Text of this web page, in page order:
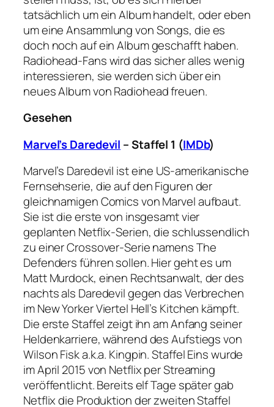
tatsächlich um ein Album handelt, oder eben
um eine Ansammlung von Songs, die es
doch noch auf ein Album geschafft haben.
Radiohead-Fans wird das sicher alles wenig
interessieren, sie werden sich über ein
neues Album von Radiohead freuen.
Gesehen
Marvel’s Daredevil – Staffel 1 (IMDb)
Marvel’s Daredevil ist eine US-amerikanische
Fernsehserie, die auf den Figuren der
gleichnamigen Comics von Marvel aufbaut.
Sie ist die erste von insgesamt vier
geplanten Netflix-Serien, die schlussendlich
zu einer Crossover-Serie namens The
Defenders führen sollen. Hier geht es um
Matt Murdock, einen Rechtsanwalt, der des
nachts als Daredevil gegen das Verbrechen
im New Yorker Viertel Hell’s Kitchen kämpft.
Die erste Staffel zeigt ihn am Anfang seiner
Heldenkarriere, während des Aufstiegs von
Wilson Fisk a.k.a. Kingpin. Staffel Eins wurde
im April 2015 von Netflix per Streaming
veröffentlicht. Bereits elf Tage später gab
Netflix die Produktion der zweiten Staffel